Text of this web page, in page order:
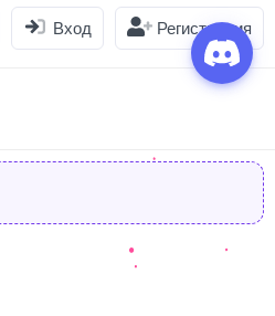
Вход Регистрация